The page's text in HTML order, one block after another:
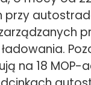
przy
na 18 MOP-